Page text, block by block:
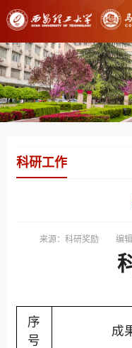
科研工作
来源：科研奖励 编
序
号
成